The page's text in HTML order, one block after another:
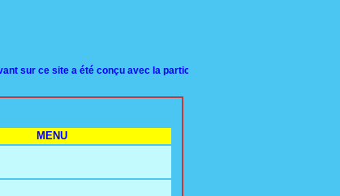
site a été conçu avec la participation d'anciens élèves de toutes
MENU